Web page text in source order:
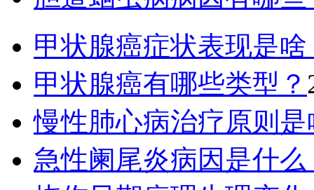
甲状腺癌症状表现是啥
甲状腺癌有哪些类型？
慢性肺心病治疗原则是
急性阑尾炎病因是什么